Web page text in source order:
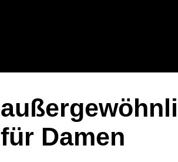
für Damen